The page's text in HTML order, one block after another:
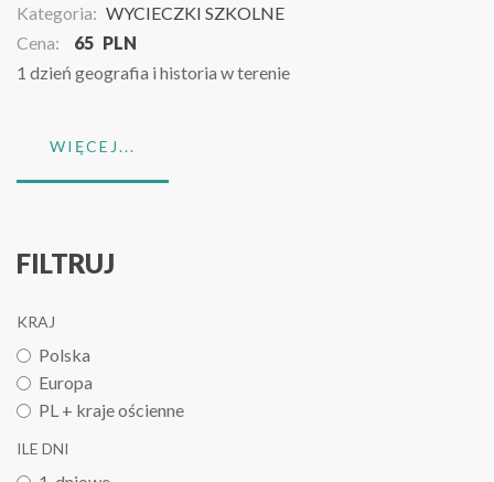
Kategoria: WYCIECZKI SZKOLNE
Cena:
65 PLN
1 dzień geografia i historia w terenie
WIĘCEJ...
FILTRUJ
KRAJ
Polska
Europa
PL + kraje ościenne
ILE DNI